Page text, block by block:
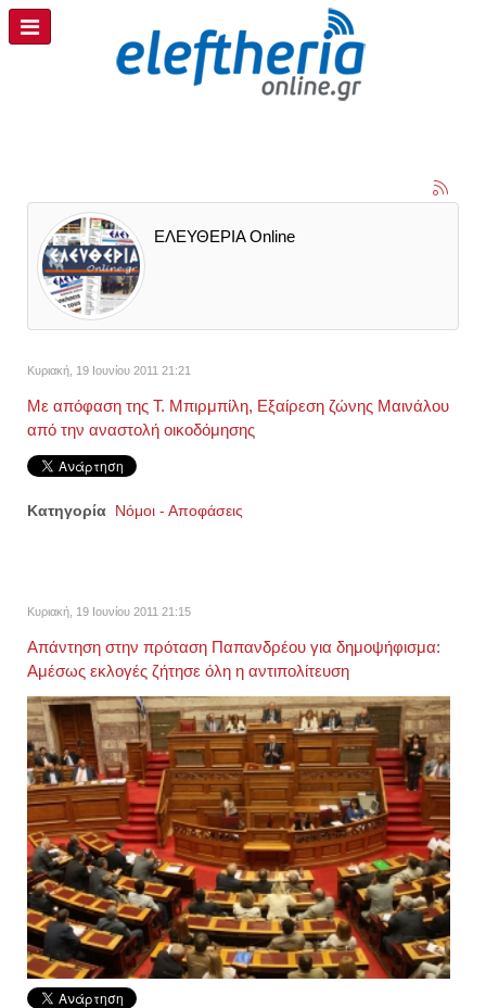
ΕΛΕΥΘΕΡΙΑ Online
Κυριακή, 19 Ιουνίου 2011 21:21
Με απόφαση της Τ. Μπιρμπίλη, Εξαίρεση ζώνης Μαινάλου
από την αναστολή οικοδόμησης
Κατηγορία Νόμοι - Αποφάσεις
Κυριακή, 19 Ιουνίου 2011 21:15
Απάντηση στην πρόταση Παπανδρέου για δημοψήφισμα:
Αμέσως εκλογές ζήτησε όλη η αντιπολίτευση